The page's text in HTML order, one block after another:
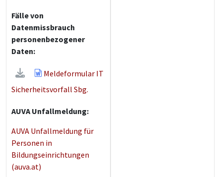
Fälle von
Datenmissbrauch
personenbezogener
Daten:
Meldeformular IT
Sicherheitsvorfall Sbg.
AUVA Unfallmeldung:
AUVA Unfallmeldung für
Personen in
Bildungseinrichtungen
(auva.at)